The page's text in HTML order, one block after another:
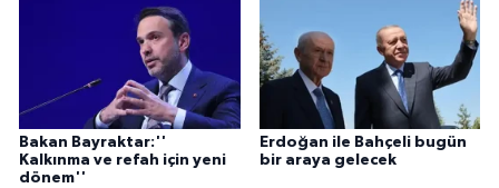
Bakan Bayraktar:''
Kalkınma ve refah için yeni
dönem''
Erdoğan ile Bahçeli bugün
bir araya gelecek